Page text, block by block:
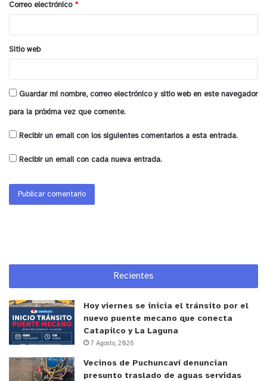
las dos nóminas, porque todo el pago es
las observaciones ante casos particulares, y hay un
plazo de 9 meses para apelar en caso que haya
alguien que considere que debía recibirlo y no lo
recibió”.
conocer su lugar y fecha de pago desde el 5 de
agosto a través del sitio web
www.chileatiende.cl.
*
Correo electrónico *
Sitio web
Guardar mi nombre, correo electrónico y sitio web en este navegador
para la próxima vez que comente.
Recibir un email con los siguientes comentarios a esta entrada.
Recibir un email con cada nueva entrada.
Recientes
Hoy viernes se inicia el tránsito por el
nuevo puente mecano que conecta
Catapilco y La Laguna
7 Agosto, 2026
Vecinos de Puchuncaví denuncian
presunto traslado de aguas servidas